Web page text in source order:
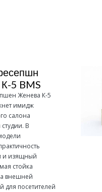
5 BMS
Женева К-5
имидж
салона
В
и изящный
стойка
внешней
для посетителей